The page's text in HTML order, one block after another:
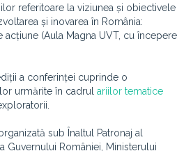
referitoare la viziunea și obiectivele
și inovarea în România:
(Aula Magna UVT, cu începere
a conferinței cuprinde o
urmărite în cadrul ariilor tematice
sub Înaltul Patronaj al
Guvernului României, Ministerului